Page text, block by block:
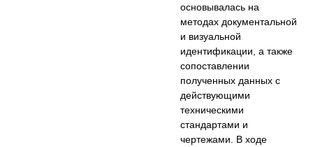
основывалась на
методах документальной
и визуальной
идентификации, а также
сопоставлении
полученных данных с
действующими
техническими
стандартами и
чертежами. В ходе